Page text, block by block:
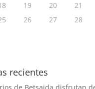
19 20 21
26 27 28
recientes